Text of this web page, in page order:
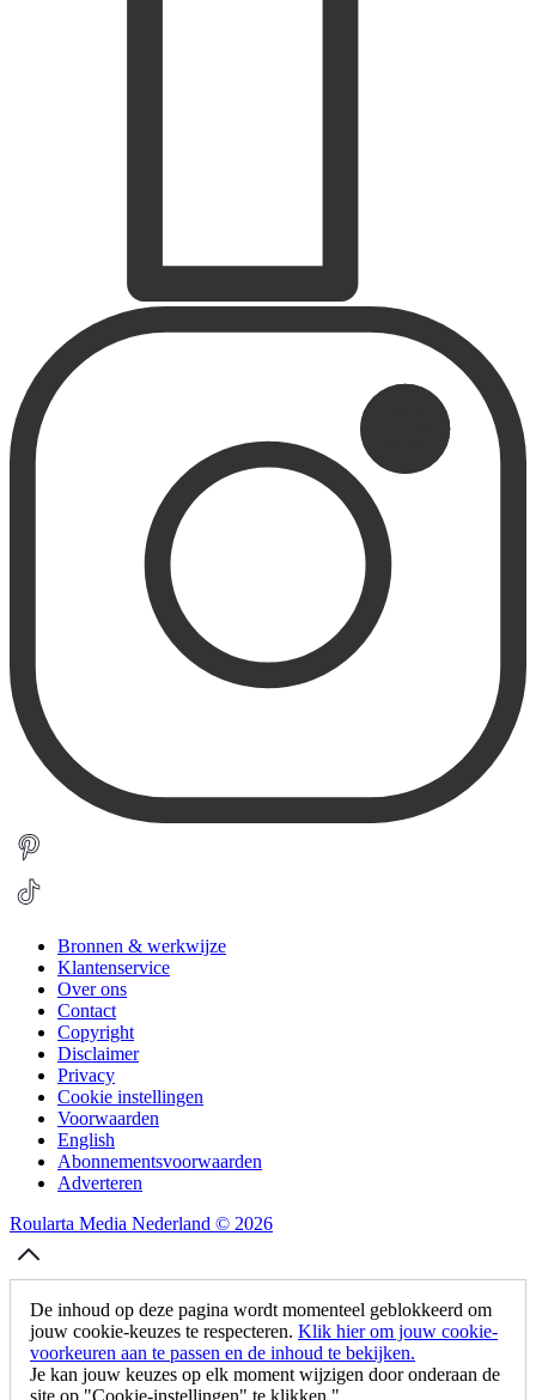
Bronnen & werkwijze
Klantenservice
Over ons
Contact
Copyright
Disclaimer
Privacy
Cookie instellingen
Voorwaarden
English
Abonnementsvoorwaarden
Adverteren
Roularta Media Nederland © 2026
De inhoud op deze pagina wordt momenteel geblokkeerd om
jouw cookie-keuzes te respecteren. Klik hier om jouw cookie-
voorkeuren aan te passen en de inhoud te bekijken.
Je kan jouw keuzes op elk moment wijzigen door onderaan de
site op "Cookie-instellingen" te klikken."